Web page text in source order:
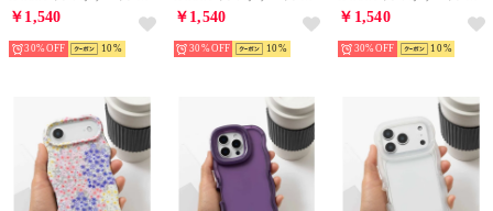
￥1,540
30% 10
￥1,540
30% 10
￥1,540
30% 10